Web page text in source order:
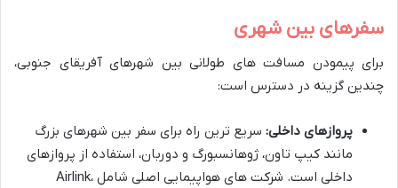
سفرهای بین شهری
برای پیمودن مسافت های طولانی بین شهرهای آفریقای جنوبی،
چندین گزینه در دسترس است:
پروازهای داخلی: سریع ترین راه برای سفر بین شهرهای بزرگ
مانند کیپ تاون، ژوهانسبورگ و دوربان، استفاده از پروازهای
داخلی است. شرکت های هواپیمایی اصلی شامل Airlink،